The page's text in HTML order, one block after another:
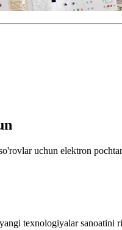
uchun elektron
texnologiyalar sanoatini